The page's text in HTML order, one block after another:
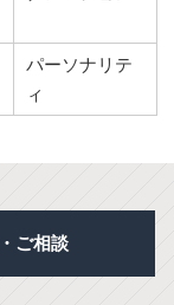
パーソナリテ
ィ
ご相談